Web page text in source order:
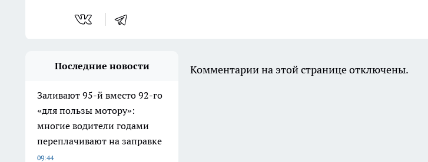
Последние новости
Заливают 95-й вместо 92-го
«для пользы мотору»:
многие водители годами
переплачивают на заправке
09:44
Комментарии на этой странице отключены.